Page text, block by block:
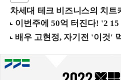
차세대 테크 비즈니스의 치트키, 양자컴퓨팅